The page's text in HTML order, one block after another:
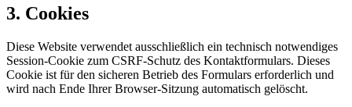
3. Cookies
Diese Website verwendet ausschließlich ein technisch notwendiges
Session-Cookie zum CSRF-Schutz des Kontaktformulars. Dieses
Cookie ist für den sicheren Betrieb des Formulars erforderlich und
wird nach Ende Ihrer Browser-Sitzung automatisch gelöscht.